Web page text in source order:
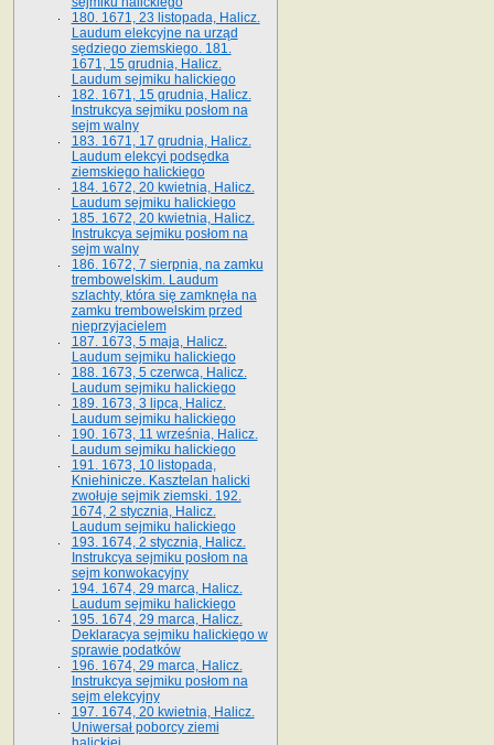
180. 1671, 23 listopada, Halicz.
Laudum elekcyjne na urząd
sędziego ziemskiego. 181.
1671, 15 grudnia, Halicz.
Laudum sejmiku halickiego
182. 1671, 15 grudnia, Halicz.
Instrukcya sejmiku posłom na
sejm walny
183. 1671, 17 grudnia, Halicz.
Laudum elekcyi podsędka
ziemskiego halickiego
184. 1672, 20 kwietnia, Halicz.
Laudum sejmiku halickiego
185. 1672, 20 kwietnia, Halicz.
Instrukcya sejmiku posłom na
sejm walny
186. 1672, 7 sierpnia, na zamku
trembowelskim. Laudum
szlachty, która się zamknęła na
zamku trembowelskim przed
nieprzyjacielem
187. 1673, 5 maja, Halicz.
Laudum sejmiku halickiego
188. 1673, 5 czerwca, Halicz.
Laudum sejmiku halickiego
189. 1673, 3 lipca, Halicz.
Laudum sejmiku halickiego
190. 1673, 11 września, Halicz.
Laudum sejmiku halickiego
191. 1673, 10 listopada,
Kniehinicze. Kasztelan halicki
zwołuje sejmik ziemski. 192.
1674, 2 stycznia, Halicz.
Laudum sejmiku halickiego
193. 1674, 2 stycznia, Halicz.
Instrukcya sejmiku posłom na
sejm konwokacyjny
194. 1674, 29 marca, Halicz.
Laudum sejmiku halickiego
195. 1674, 29 marca, Halicz.
Deklaracya sejmiku halickiego w
sprawie podatków
196. 1674, 29 marca, Halicz.
Instrukcya sejmiku posłom na
sejm elekcyjny
197. 1674, 20 kwietnia, Halicz.
Uniwersał poborcy ziemi